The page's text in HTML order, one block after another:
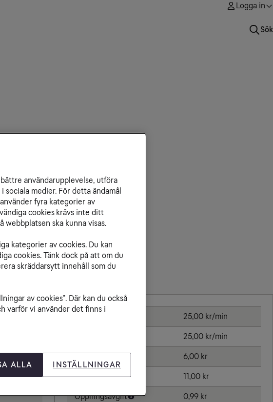
Logga in
Sök
25,00 kr/min
25,00 kr/min
Skicka sms 6,00 kr
Skicka mms 11,00 kr
Öppningsavgift 0,99 kr
användarupplevelse, utföra
medier. För detta ändamål
fyra kategorier av
cookies krävs inte ditt
ska kunna visas.
kategorier av cookies. Du kan
cookies. Tänk dock på att om du
skräddarsytt innehåll som du
av cookies”. Där kan du också
varför vi använder det finns i
ALLA INSTÄLLNINGAR